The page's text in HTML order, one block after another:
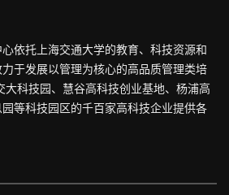
依托上海交通大学的教育、科技资源和
于发展以管理为核心的高品质管理类培
大科技园、慧谷高科技创业基地、杨浦高
等科技园区的千百家高科技企业提供各